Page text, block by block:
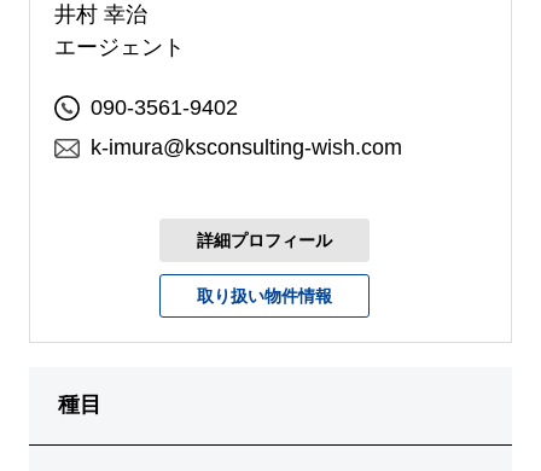
井村 幸治
エージェント
090-3561-9402
k-imura@ksconsulting-wish.com
詳細プロフィール
取り扱い物件情報
種目